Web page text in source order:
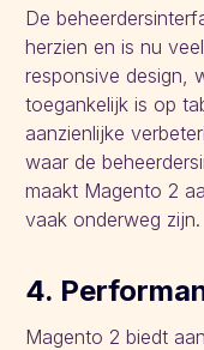
De
herzien en is nu
responsive design,
toegankelijk is op
aanzienlijke
waar de
maakt Magento 2
vaak onderweg zijn.
4.
Magento 2 biedt